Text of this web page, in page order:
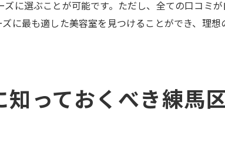
美容室選び
容室の選び方
するためのサロン探し
ンジの実績が豊富な美容室
に選ぶことが可能です。ただし、全ての口コミ
に最も適した美容室を見つけることができ、理
っておくべき練馬